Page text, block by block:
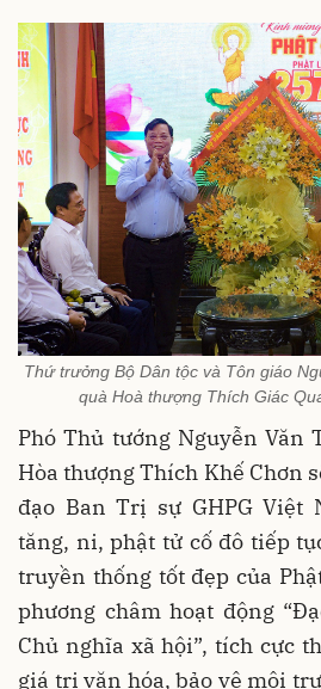
Thứ trưởng Bộ Dân tộc và Tôn giáo
quà Hoà thượng Thích Giác
Phó Thủ tướng Nguyễn Văn
Hòa thượng Thích Khế Chơn
đạo Ban Trị sự GHPG Việt
tăng, ni, phật tử cố đô tiếp
truyền thống tốt đẹp của
phương châm hoạt động
Chủ nghĩa xã hội”, tích cực
giá trị văn hóa, bảo vệ môi